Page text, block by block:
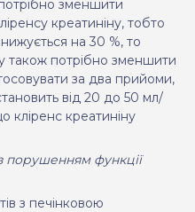
зменшити
креатиніну, тобто
на 30 %, то
також потрібно зменшити
за два прийоми,
від 20 до 50 мл/
кліренс креатиніну
порушенням функції
з печінковою